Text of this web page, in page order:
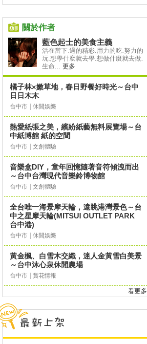
關於作者
藍色起士的美食主義
活在當下.過的精彩.用力的吃.努力的
玩.想學什麼就去學.想做什麼就去做.
生命... 更多
橘子林×嫩草地，春日野餐好時光～台中
日日木木
台中市 休閒娛樂
熱愛紙張之美，繽紛紙藝無料展覽場～台
中紙博館 紙的空間
台中市 文創體驗
音樂盒DIY，童年回憶隨著音符傾洩而出
～台中台灣現代音樂鈴博物館
台中市 文創體驗
全台唯一海景摩天輪，遠眺港灣景色～台
中之星摩天輪(MITSUI OUTLET PARK
台中港)
台中市 休閒娛樂
黃金楓、白雪木交織，迷人金黃雪白美景
～台中沐心泉休閒農場
台中市 賞花情報
看更多